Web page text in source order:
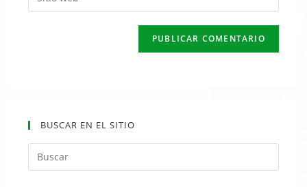
BUSCAR EN EL SITIO